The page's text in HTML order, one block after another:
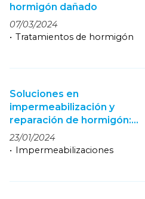
hormigón dañado
07/03/2024
Tratamientos de hormigón
Soluciones en
impermeabilización y
reparación de hormigón:
protección duradera
23/01/2024
Impermeabilizaciones